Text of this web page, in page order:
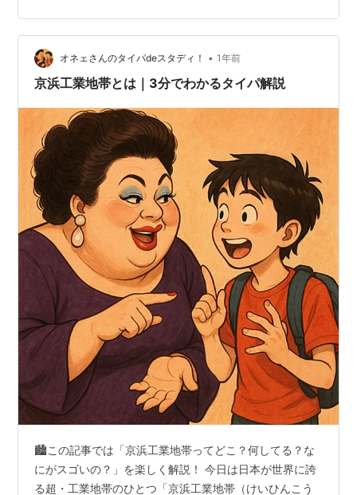
しめる 社会科見学 👦「オネェさん、“中京”ってどこらへ
んなの？」 👠「いいとこに気づいたわね坊や💋“中京”は
名古屋を中心とした愛知・岐阜・三重あたりの地域よ！
ここが日本の工業をガンガン引っ張ってるのよ〜🔥」
オネェさんのタイパdeスタディ！ • 1年前
京浜工業地帯とは｜3分でわかるタイパ解説
🏙️この記事では「京浜工業地帯ってどこ？何してる？な
にがスゴいの？」を楽しく解説！ 今日は日本が世界に誇
る超・工業地帯のひとつ「京浜工業地帯（けいひんこう